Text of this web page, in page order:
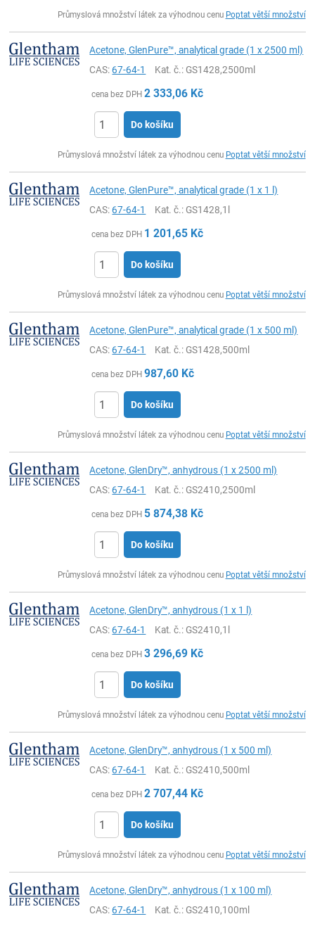
Průmyslová množství látek za výhodnou cenu Poptat větší množství
Acetone, GlenPure™, analytical grade (1 x 2500 ml)
CAS:67-64-1 Kat. č.: GS1428,2500ml
cena bez DPH 2 333,06 Kč
Do košíku
Průmyslová množství látek za výhodnou cenu Poptat větší množství
Acetone, GlenPure™, analytical grade (1 x 1 l)
CAS:67-64-1 Kat. č.: GS1428,1l
cena bez DPH 1 201,65 Kč
Do košíku
Průmyslová množství látek za výhodnou cenu Poptat větší množství
Acetone, GlenPure™, analytical grade (1 x 500 ml)
CAS:67-64-1 Kat. č.: GS1428,500ml
cena bez DPH 987,60 Kč
Do košíku
Průmyslová množství látek za výhodnou cenu Poptat větší množství
Acetone, GlenDry™, anhydrous (1 x 2500 ml)
CAS:67-64-1 Kat. č.: GS2410,2500ml
cena bez DPH 5 874,38 Kč
Do košíku
Průmyslová množství látek za výhodnou cenu Poptat větší množství
Acetone, GlenDry™, anhydrous (1 x 1 l)
CAS:67-64-1 Kat. č.: GS2410,1l
cena bez DPH 3 296,69 Kč
Do košíku
Průmyslová množství látek za výhodnou cenu Poptat větší množství
Acetone, GlenDry™, anhydrous (1 x 500 ml)
CAS:67-64-1 Kat. č.: GS2410,500ml
cena bez DPH 2 707,44 Kč
Do košíku
Průmyslová množství látek za výhodnou cenu Poptat větší množství
Acetone, GlenDry™, anhydrous (1 x 100 ml)
CAS:67-64-1 Kat. č.: GS2410,100ml